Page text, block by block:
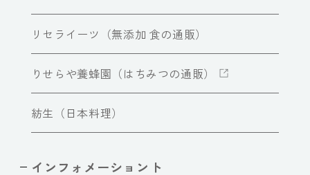
リセライーツ（無添加 食の通販）
りせらや養蜂園（はちみつの通販）
紡生（日本料理）
インフォメーショント